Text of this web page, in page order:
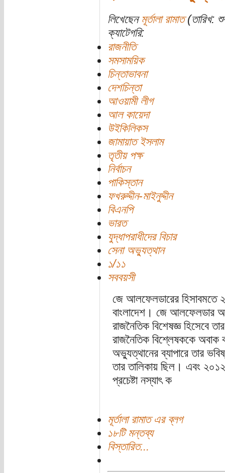
লিখেছেন মূর্তালা রামাত(তারিখ:
ক্যাটেগরি:
রাজনীতি
সমসাময়িক
চিন্তাভাবনা
দেশচিন্তা
আওয়ামী লীগ
আল কায়েদা
উইকিলিকস
জামায়াত ইসলাম
তৃতীয় পক্ষ
নির্বাচন
পাকিস্তান
ফখরুদ্দীন-মাইনুদ্দীন
বিএনপি
ভারত
যুদ্ধাপরাধীদের বিচার
সেনা অভ্যুত্থান
১/১১
সববয়সী
জে আলফেলডারের হিসাবমতে
বাংলাদেশ। জে আলফেলডার
রাজনৈতিক বিশেষজ্ঞ হিসেবে
রাজনৈতিক বিশ্লেষককে অবাক
অভ্যুত্থানের ব্যাপারে তার
তার তালিকায় ছিল। এবং ২০১২
প্রচেষ্টা নস্যাৎ ক
মূর্তালা রামাত এর ব্লগ
১৮টি মন্তব্য
বিস্তারিত...